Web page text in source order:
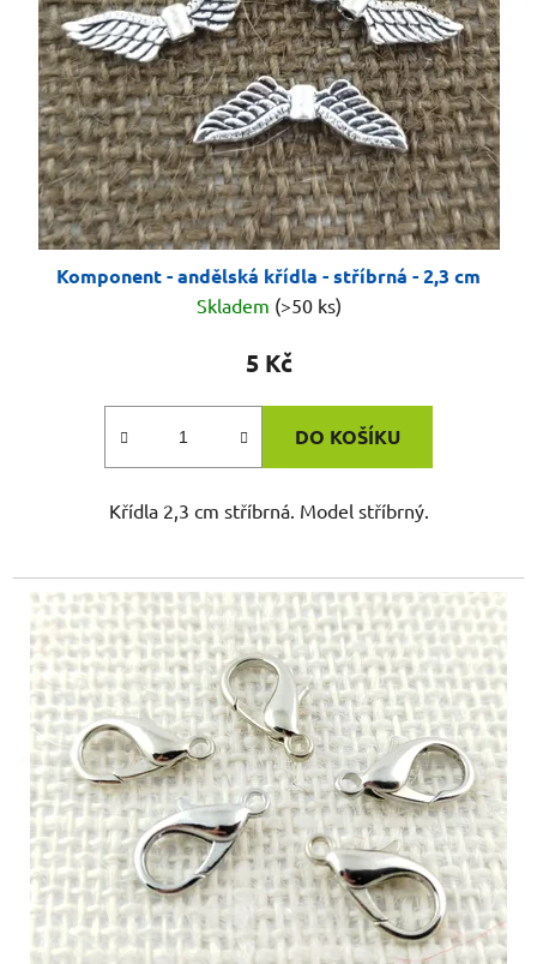
Komponent - andělská křídla - stříbrná - 2,3 cm
Skladem (>50 ks)
5 Kč
DO KOŠÍKU
Křídla 2,3 cm stříbrná. Model stříbrný.